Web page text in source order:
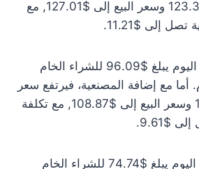
سعر الشراء إلى $123.32 وسعر البيع إلى $127.01, مع
إلى $11.21.
سعر الذهب عيار 18 اليوم يبلغ $96.09 للشراء الخام
الخام. أما مع إضافة المصنعية، فيرتفع سعر
الشراء إلى $105.70 وسعر البيع إلى $108.87, مع تكلفة
$9.61.
سعر الذهب عيار 14 اليوم يبلغ $74.74 للشراء الخام